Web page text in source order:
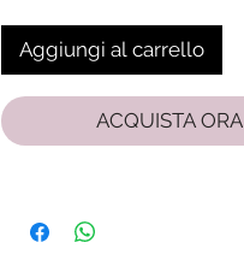
Aggiungi al carrello
ACQUISTA ORA